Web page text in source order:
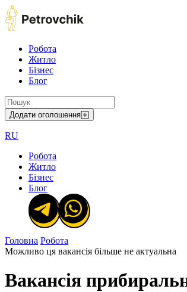
Робота
Житло
Бізнес
Блог
Додати оголошення
RU
Робота
Житло
Бізнес
Блог
Головна Робота
Можливо ця вакансія більше не актуальна
Вакансія